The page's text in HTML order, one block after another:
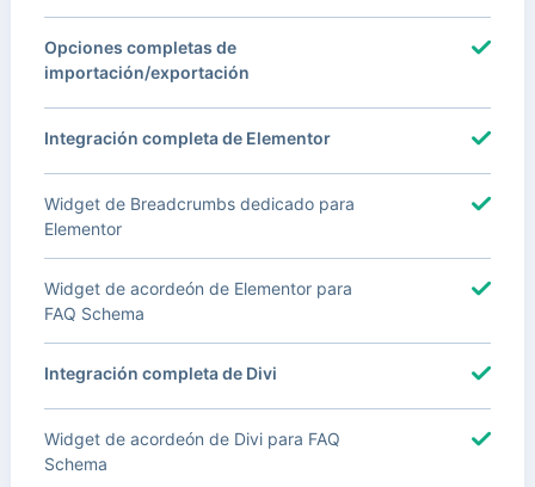
Opciones completas de
importación/exportación
Integración completa de Elementor
Widget de Breadcrumbs dedicado para
Elementor
Widget de acordeón de Elementor para
FAQ Schema
Integración completa de Divi
Widget de acordeón de Divi para FAQ
Schema